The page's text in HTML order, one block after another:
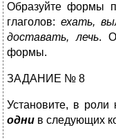
Образуйте формы
глаголов: ехать,
доставать, лечь.
формы.
ЗАДАНИЕ № 8
Установите, в роли
одни в следующих